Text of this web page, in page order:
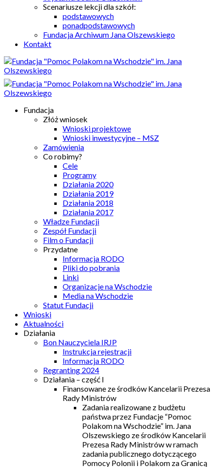
Scenariusze lekcji dla szkół:
podstawowych
ponadpodstawowych
Fundacja Archiwum Jana Olszewskiego
Kontakt
Fundacja
Złóż wniosek
Wnioski projektowe
Wnioski inwestycyjne – MSZ
Zamówienia
Co robimy?
Cele
Programy
Działania 2020
Działania 2019
Działania 2018
Działania 2017
Władze Fundacji
Zespół Fundacji
Film o Fundacji
Przydatne
Informacja RODO
Pliki do pobrania
Linki
Organizacje na Wschodzie
Media na Wschodzie
Statut Fundacji
Wnioski
Aktualności
Działania
Bon Nauczyciela IRJP
Instrukcja rejestracji
Informacja RODO
Regranting 2024
Działania – część I
Finansowane ze środków Kancelarii Prezesa
Rady Ministrów
Zadania realizowane z budżetu
państwa przez Fundacje “Pomoc
Polakom na Wschodzie” im. Jana
Olszewskiego ze środków Kancelarii
Prezesa Rady Ministrów w ramach
zadania publicznego dotyczącego
Pomocy Polonii i Polakom za Granicą